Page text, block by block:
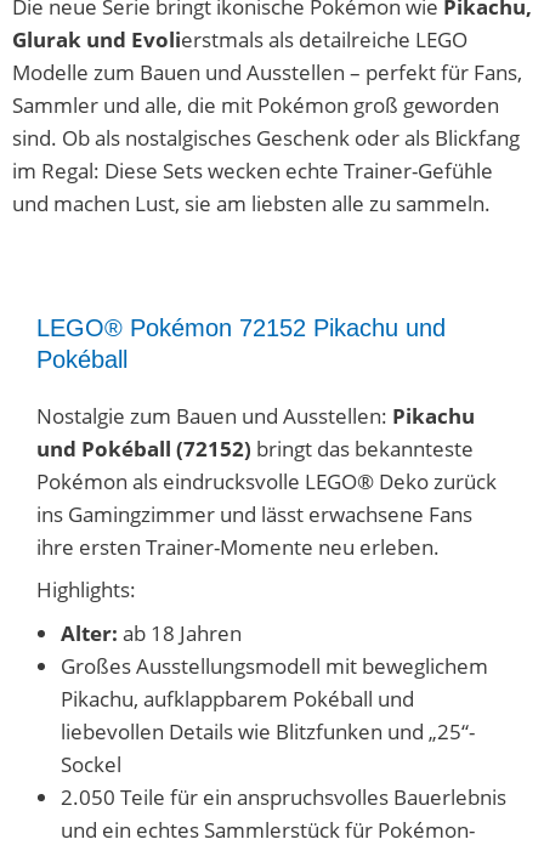
Die neue Serie bringt ikonische Pokémon wie Pikachu,
Glurak und Evolierstmals als detailreiche LEGO
Modelle zum Bauen und Ausstellen – perfekt für Fans,
Sammler und alle, die mit Pokémon groß geworden
sind. Ob als nostalgisches Geschenk oder als Blickfang
im Regal: Diese Sets wecken echte Trainer-Gefühle
und machen Lust, sie am liebsten alle zu sammeln.
LEGO® Pokémon 72152 Pikachu und
Pokéball
Nostalgie zum Bauen und Ausstellen: Pikachu
und Pokéball (72152) bringt das bekannteste
Pokémon als eindrucksvolle LEGO® Deko zurück
ins Gamingzimmer und lässt erwachsene Fans
ihre ersten Trainer-Momente neu erleben.
Highlights:
Alter: ab 18 Jahren
Großes Ausstellungsmodell mit beweglichem
Pikachu, aufklappbarem Pokéball und
liebevollen Details wie Blitzfunken und „25“-
Sockel
2.050 Teile für ein anspruchsvolles Bauerlebnis
und ein echtes Sammlerstück für Pokémon-